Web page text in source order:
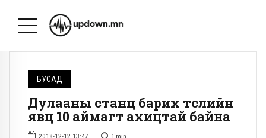
БУСАД
Дулааны станц барих төслийн
явц 10 аймагт ахицтай байна
2018-12-12 13:47 1 min